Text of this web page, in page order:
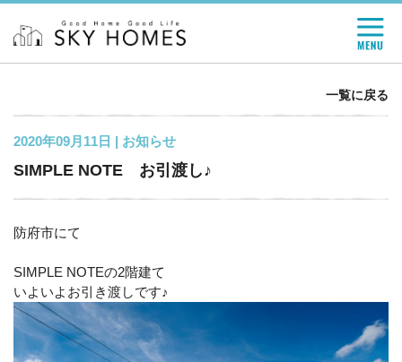
一覧に戻る
2020年09月11日 | お知らせ
SIMPLE NOTE お引渡し♪
防府市にて
SIMPLE NOTEの2階建て
いよいよお引き渡しです♪